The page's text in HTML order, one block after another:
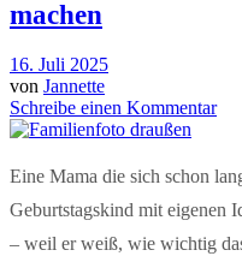
machen
16. Juli 2025
von Jannette
Schreibe einen Kommentar
Eine Mama die sich schon
Geburtstagskind mit eigenen
– weil er weiß, wie wichtig